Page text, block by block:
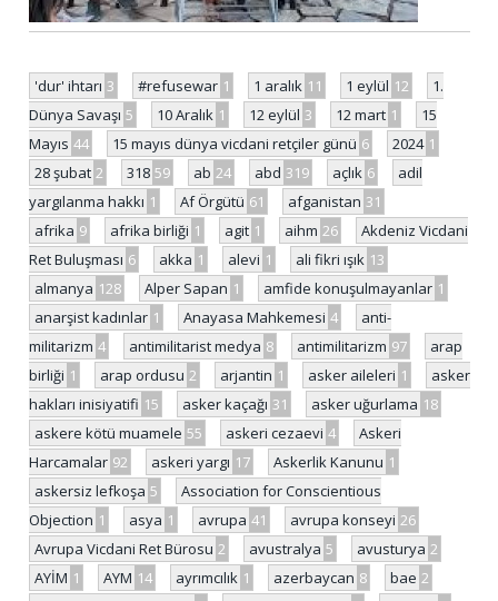
'dur' ihtarı 3 #refusewar 1 1 aralık 11 1 eylül 12
1.
Dünya Savaşı 5 10 Aralık 1 12 eylül 3 12 mart 1
15
Mayıs 44 15 mayıs dünya vicdani retçiler günü 6 2024 1
28 şubat 2 318 59 ab 24 abd 319 açlık 6
adil
yargılanma hakkı 1 Af Örgütü 61 afganistan 31
afrika 9 afrika birliği 1 agit 1 aihm 26
Akdeniz Vicdani
Ret Buluşması 6 akka 1 alevi 1 ali fikri ışık 13
almanya 128 Alper Sapan 1 amfide konuşulmayanlar 1
anarşist kadınlar 1 Anayasa Mahkemesi 4
anti-
militarizm 4 antimilitarist medya 8 antimilitarizm 97
arap
birliği 1 arap ordusu 2 arjantin 1 asker aileleri 1
asker
hakları inisiyatifi 15 asker kaçağı 31 asker uğurlama 18
askere kötü muamele 55 askeri cezaevi 4
Askeri
Harcamalar 92 askeri yargı 17 Askerlik Kanunu 1
askersiz lefkoşa 5
Association for Conscientious
Objection 1 asya 1 avrupa 41 avrupa konseyi 26
Avrupa Vicdani Ret Bürosu 2 avustralya 5 avusturya 2
AYİM 1 AYM 14 ayrımcılık 1 azerbaycan 8 bae 2